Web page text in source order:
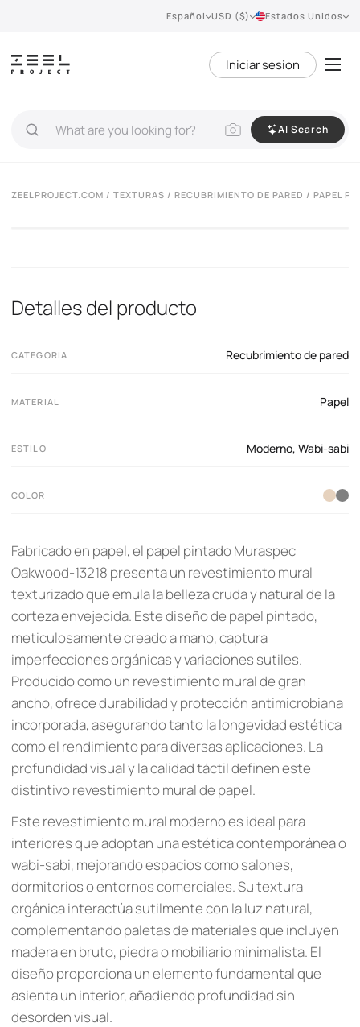
Español USD ($) Estados Unidos
Iniciar sesion
AI Search
ZEELPROJECT.COM / TEXTURAS / RECUBRIMIENTO DE PARED / PAPEL
Detalles del producto
CATEGORIA Recubrimiento de pared
MATERIAL Papel
ESTILO Moderno, Wabi-sabi
COLOR
Fabricado en papel, el papel pintado Muraspec
Oakwood-13218 presenta un revestimiento mural
texturizado que emula la belleza cruda y natural de la
corteza envejecida. Este diseño de papel pintado,
meticulosamente creado a mano, captura
imperfecciones orgánicas y variaciones sutiles.
Producido como un revestimiento mural de gran
ancho, ofrece durabilidad y protección antimicrobiana
incorporada, asegurando tanto la longevidad estética
como el rendimiento para diversas aplicaciones. La
profundidad visual y la calidad táctil definen este
distintivo revestimiento mural de papel.
Este revestimiento mural moderno es ideal para
interiores que adoptan una estética contemporánea o
wabi-sabi, mejorando espacios como salones,
dormitorios o entornos comerciales. Su textura
orgánica interactúa sutilmente con la luz natural,
complementando paletas de materiales que incluyen
madera en bruto, piedra o mobiliario minimalista. El
diseño proporciona un elemento fundamental que
asienta un interior, añadiendo profundidad sin
desorden visual.